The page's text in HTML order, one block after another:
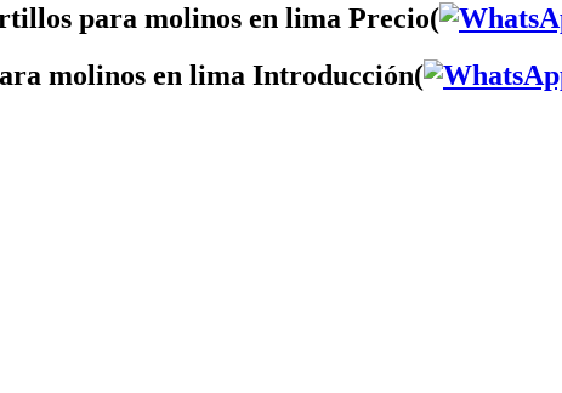
para molinos en lima Precio(
molinos en lima Introducción(